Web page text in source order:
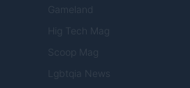
Gameland
Hig Tech Mag
Scoop Mag
Lgbtqia News